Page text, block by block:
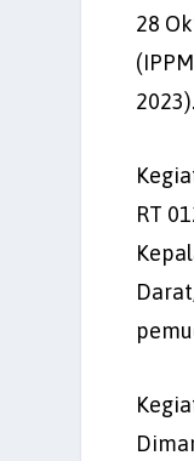
28
2023).
RT